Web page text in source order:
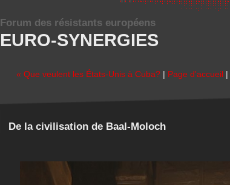
EURO-SYNERGIES
Forum des résistants européens
« Que veulent les États-Unis à Cuba? | Page d'accueil |
De la civilisation de Baal-Moloch